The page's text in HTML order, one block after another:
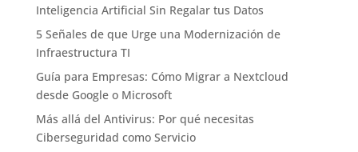
Inteligencia Artificial Sin Regalar tus Datos
5 Señales de que Urge una Modernización de
Infraestructura TI
Guía para Empresas: Cómo Migrar a Nextcloud
desde Google o Microsoft
Más allá del Antivirus: Por qué necesitas
Ciberseguridad como Servicio